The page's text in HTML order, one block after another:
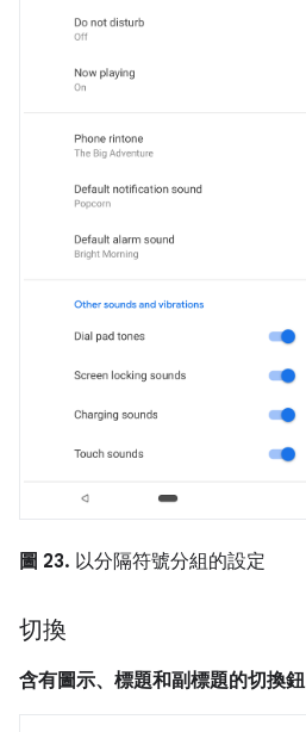
圖 23. 以分隔符號分組的設定
切換
含有圖示、標題和副標題的切換鈕